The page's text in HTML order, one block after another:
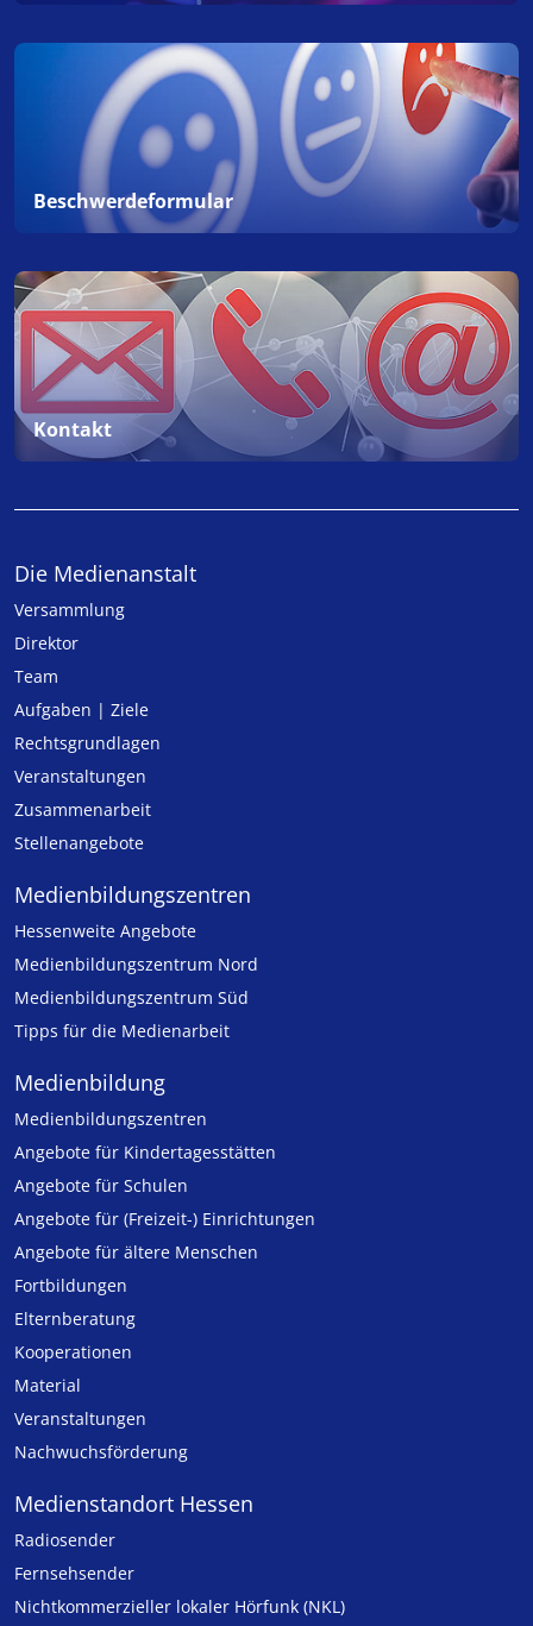
Beschwerdeformular
Kontakt
Die Medienanstalt
Versammlung
Direktor
Team
Aufgaben | Ziele
Rechtsgrundlagen
Veranstaltungen
Zusammenarbeit
Stellenangebote
Medien­bildungs­zentren
Hessenweite Angebote
Medienbildungszentrum Nord
Medienbildungszentrum Süd
Tipps für die Medienarbeit
Medienbildung
Medien­bildungs­zentren
Angebote für Kinder­tages­stätten
Angebote für Schulen
Angebote für (Freizeit-) Ein­rich­tungen
Angebote für ältere Menschen
Fortbildungen
Elternberatung
Kooperationen
Material
Veranstaltungen
Nachwuchsförderung
Medienstandort Hessen
Radiosender
Fernsehsender
Nicht­kommer­zieller lo­ka­ler Hör­funk (NKL)